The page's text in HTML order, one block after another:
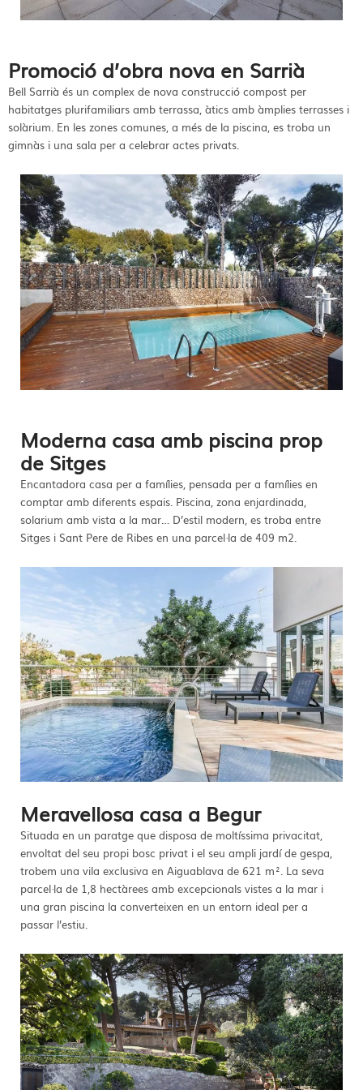
Promoció d’obra nova en Sarrià
Bell Sarrià és un complex de nova construcció compost per
habitatges plurifamiliars amb terrassa, àtics amb àmplies terrasses i
solàrium. En les zones comunes, a més de la piscina, es troba un
gimnàs i una sala per a celebrar actes privats.
Moderna casa amb piscina prop
de Sitges
Encantadora casa per a famílies, pensada per a famílies en
comptar amb diferents espais. Piscina, zona enjardinada,
solarium amb vista a la mar… D’estil modern, es troba entre
Sitges i Sant Pere de Ribes en una parcel·la de 409 m2.
Meravellosa casa a Begur
Situada en un paratge que disposa de moltíssima privacitat,
envoltat del seu propi bosc privat i el seu ampli jardí de gespa,
trobem una vila exclusiva en Aiguablava de 621 m². La seva
parcel·la de 1,8 hectàrees amb excepcionals vistes a la mar i
una gran piscina la converteixen en un entorn ideal per a
passar l’estiu.